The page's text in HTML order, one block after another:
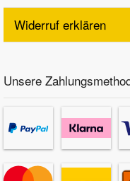
Widerruf erklären
Unsere